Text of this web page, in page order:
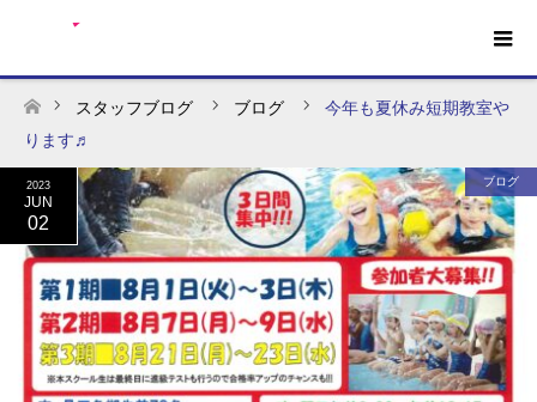
ホーム
スタッフブログ ブログ
今年も夏休み短期教室や
ります♬
2023
JUN
02
ブログ